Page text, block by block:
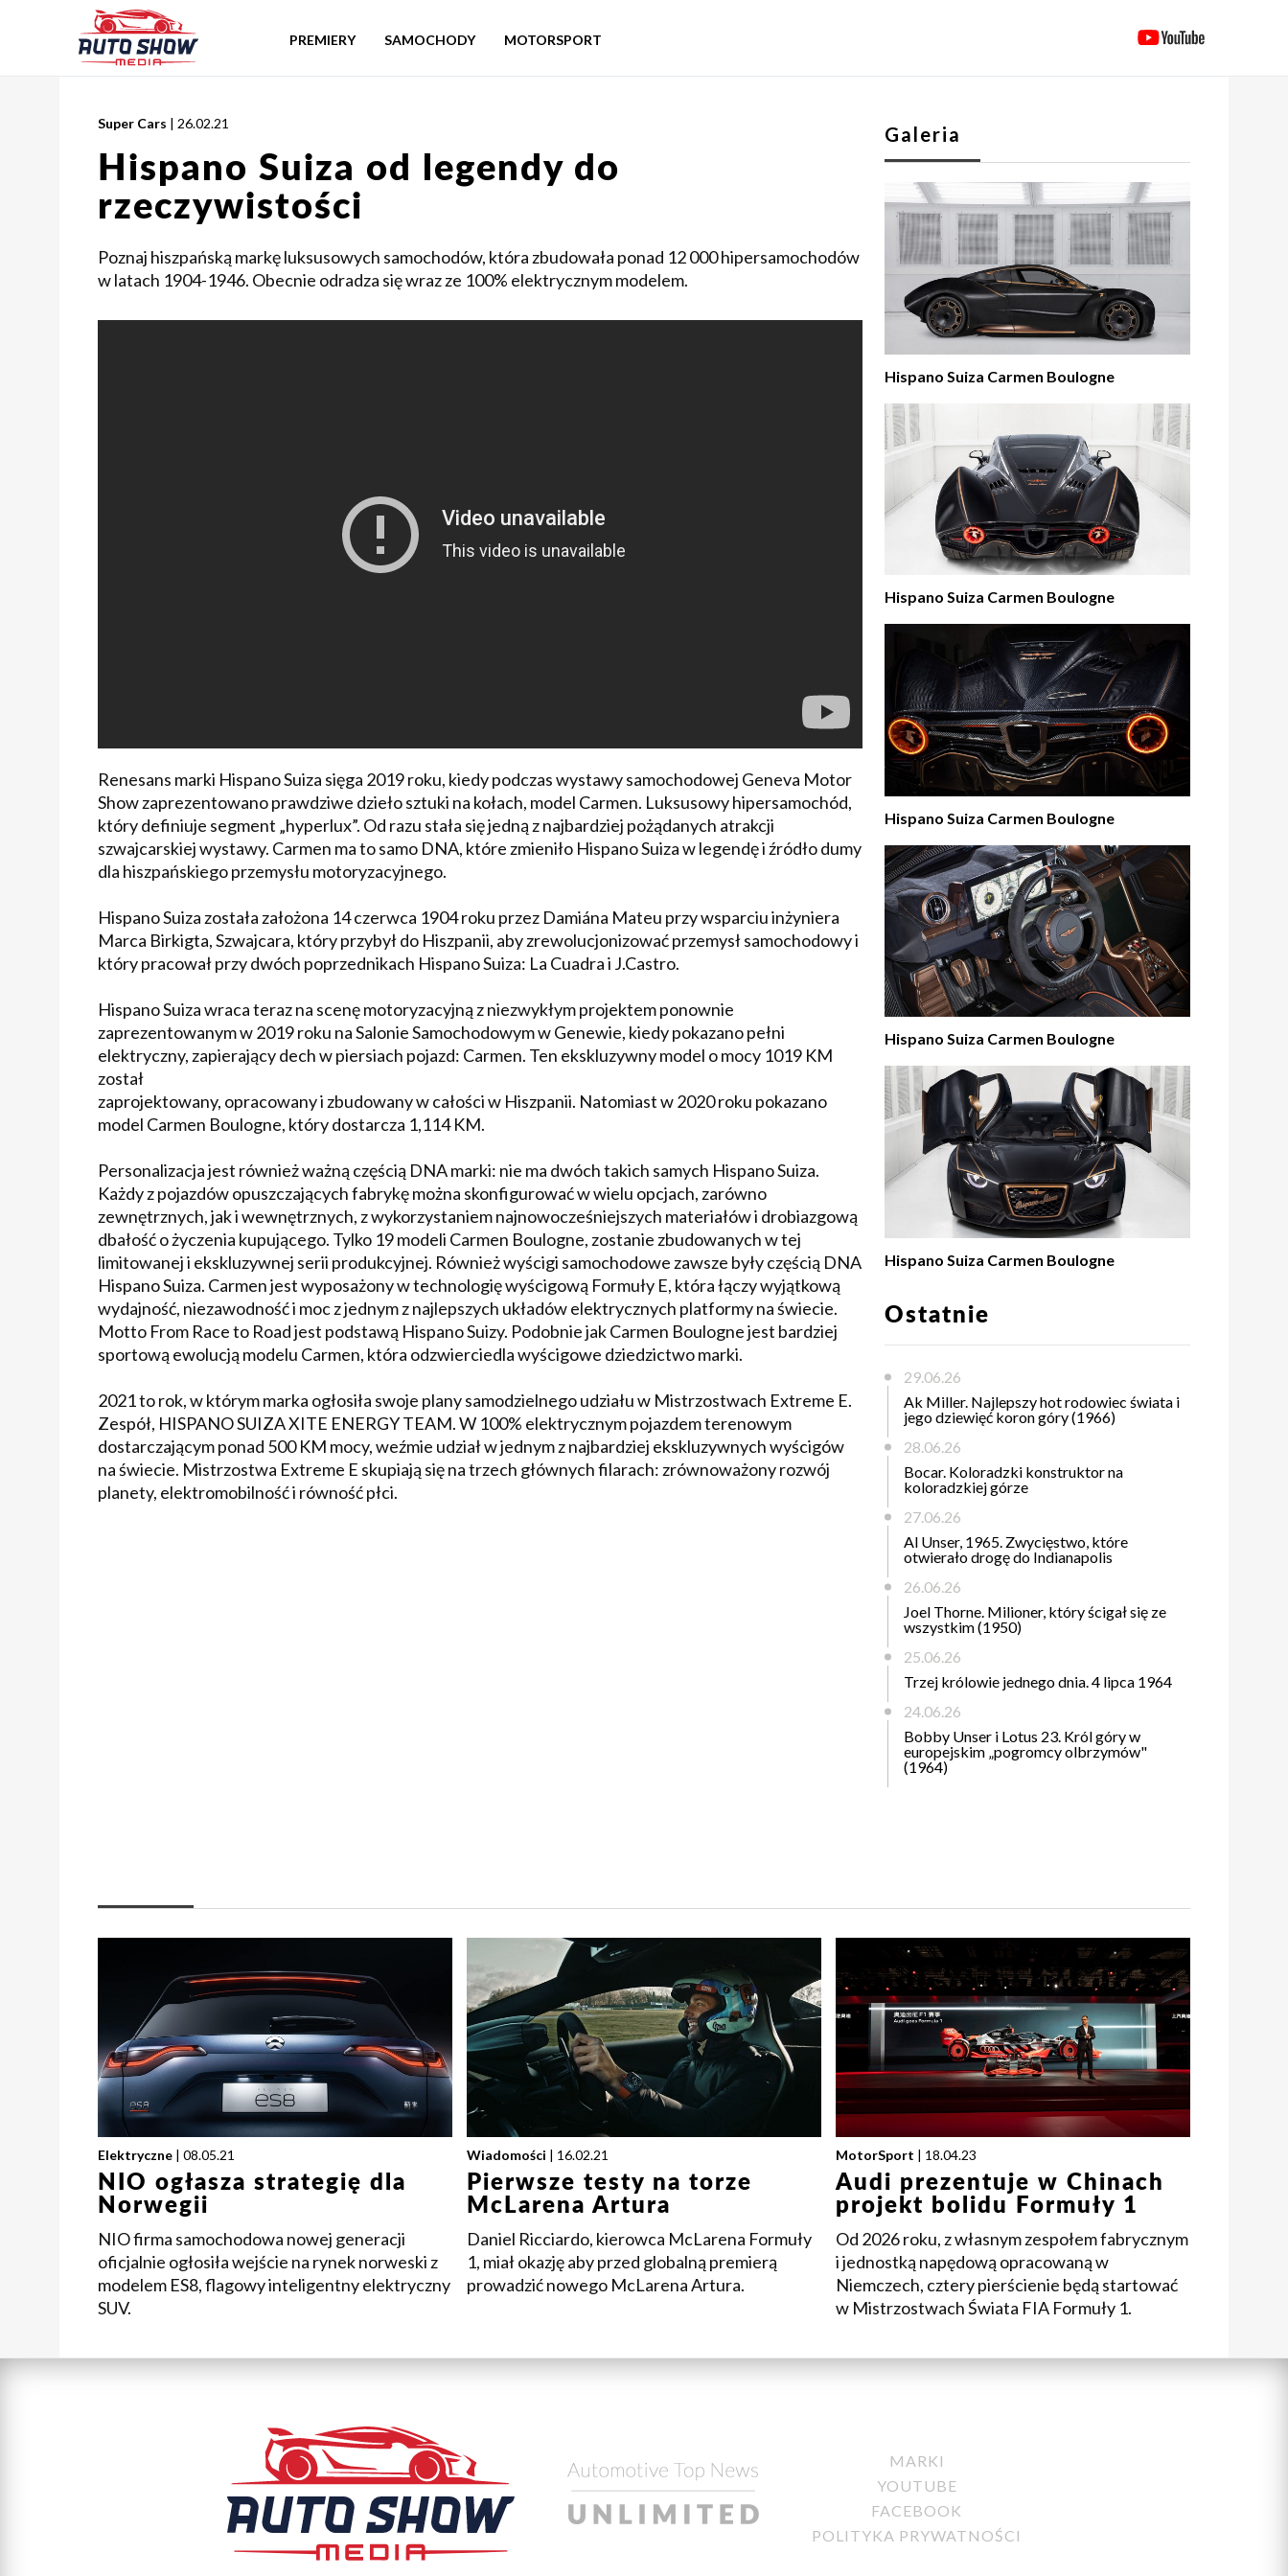
PREMIERY SAMOCHODY MOTORSPORT
Super Cars | 26.02.21
Hispano Suiza od legendy do
rzeczywistości
Poznaj hiszpańską markę luksusowych samochodów, która zbudowała ponad 12 000 hipersamochodów
w latach 1904-1946. Obecnie odradza się wraz ze 100% elektrycznym modelem.
Renesans marki Hispano Suiza sięga 2019 roku, kiedy podczas wystawy samochodowej Geneva Motor
Show zaprezentowano prawdziwe dzieło sztuki na kołach, model Carmen. Luksusowy hipersamochód,
który definiuje segment „hyperlux”. Od razu stała się jedną z najbardziej pożądanych atrakcji
szwajcarskiej wystawy. Carmen ma to samo DNA, które zmieniło Hispano Suiza w legendę i źródło dumy
dla hiszpańskiego przemysłu motoryzacyjnego.
Hispano Suiza została założona 14 czerwca 1904 roku przez Damiána Mateu przy wsparciu inżyniera
Marca Birkigta, Szwajcara, który przybył do Hiszpanii, aby zrewolucjonizować przemysł samochodowy i
który pracował przy dwóch poprzednikach Hispano Suiza: La Cuadra i J.Castro.
Hispano Suiza wraca teraz na scenę motoryzacyjną z niezwykłym projektem ponownie
zaprezentowanym w 2019 roku na Salonie Samochodowym w Genewie, kiedy pokazano pełni
elektryczny, zapierający dech w piersiach pojazd: Carmen. Ten ekskluzywny model o mocy 1019 KM
został
zaprojektowany, opracowany i zbudowany w całości w Hiszpanii. Natomiast w 2020 roku pokazano
model Carmen Boulogne, który dostarcza 1,114 KM.
Personalizacja jest również ważną częścią DNA marki: nie ma dwóch takich samych Hispano Suiza.
Każdy z pojazdów opuszczających fabrykę można skonfigurować w wielu opcjach, zarówno
zewnętrznych, jak i wewnętrznych, z wykorzystaniem najnowocześniejszych materiałów i drobiazgową
dbałość o życzenia kupującego. Tylko 19 modeli Carmen Boulogne, zostanie zbudowanych w tej
limitowanej i ekskluzywnej serii produkcyjnej. Również wyścigi samochodowe zawsze były częścią DNA
Hispano Suiza. Carmen jest wyposażony w technologię wyścigową Formuły E, która łączy wyjątkową
wydajność, niezawodność i moc z jednym z najlepszych układów elektrycznych platformy na świecie.
Motto From Race to Road jest podstawą Hispano Suizy. Podobnie jak Carmen Boulogne jest bardziej
sportową ewolucją modelu Carmen, która odzwierciedla wyścigowe dziedzictwo marki.
2021 to rok, w którym marka ogłosiła swoje plany samodzielnego udziału w Mistrzostwach Extreme E.
Zespół, HISPANO SUIZA XITE ENERGY TEAM. W 100% elektrycznym pojazdem terenowym
dostarczającym ponad 500 KM mocy, weźmie udział w jednym z najbardziej ekskluzywnych wyścigów
na świecie. Mistrzostwa Extreme E skupiają się na trzech głównych filarach: zrównoważony rozwój
planety, elektromobilność i równość płci.
Galeria
Hispano Suiza Carmen Boulogne
Hispano Suiza Carmen Boulogne
Hispano Suiza Carmen Boulogne
Hispano Suiza Carmen Boulogne
Hispano Suiza Carmen Boulogne
Ostatnie
29.06.26
Ak Miller. Najlepszy hot rodowiec świata i
jego dziewięć koron góry (1966)
28.06.26
Bocar. Koloradzki konstruktor na
koloradzkiej górze
27.06.26
Al Unser, 1965. Zwycięstwo, które
otwierało drogę do Indianapolis
26.06.26
Joel Thorne. Milioner, który ścigał się ze
wszystkim (1950)
25.06.26
Trzej królowie jednego dnia. 4 lipca 1964
24.06.26
Bobby Unser i Lotus 23. Król góry w
europejskim „pogromcy olbrzymów"
(1964)
Elektryczne | 08.05.21
NIO ogłasza strategię dla
Norwegii
NIO firma samochodowa nowej generacji
oficjalnie ogłosiła wejście na rynek norweski z
modelem ES8, flagowy inteligentny elektryczny
SUV.
Wiadomości | 16.02.21
Pierwsze testy na torze
McLarena Artura
Daniel Ricciardo, kierowca McLarena Formuły
1, miał okazję aby przed globalną premierą
prowadzić nowego McLarena Artura.
MotorSport | 18.04.23
Audi prezentuje w Chinach
projekt bolidu Formuły 1
Od 2026 roku, z własnym zespołem fabrycznym
i jednostką napędową opracowaną w
Niemczech, cztery pierścienie będą startować
w Mistrzostwach Świata FIA Formuły 1.
MARKI
YOUTUBE
FACEBOOK
POLITYKA PRYWATNOŚCI